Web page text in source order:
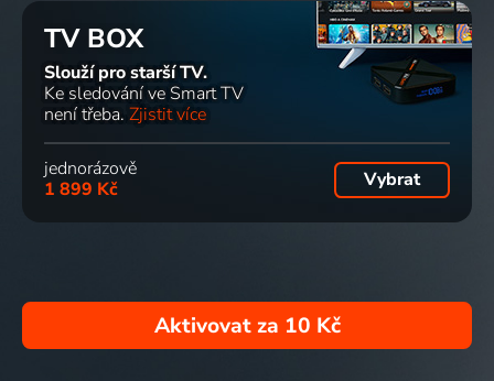
TV BOX
Slouží pro starší TV.
Ke sledování ve Smart TV
není třeba. Zjistit více
jednorázově
1 899 Kč
Vybrat
Aktivovat za 10 Kč